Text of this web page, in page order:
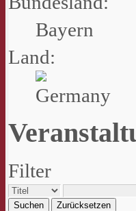
Bayern
Land:
Filter
Suchen Zurücksetzen